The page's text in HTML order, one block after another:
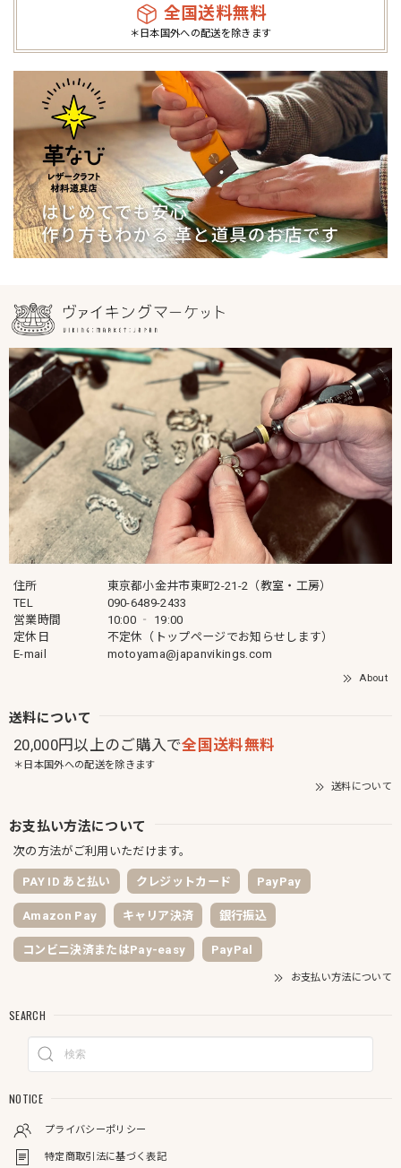
全国送料無料
＊日本国外への配送を除きます
住所
東京都小金井市東町2-21-2（教室・工房）
TEL
090-6489-2433
営業時間
10:00 ‐ 19:00
定休日
不定休（トップページでお知らせします）
E-mail
motoyama@japanvikings.com
About
送料について
20,000円以上のご購入で全国送料無料
＊日本国外への配送を除きます
送料について
お支払い方法について
次の方法がご利用いただけます。
PAY ID あと払い クレジットカード PayPay
Amazon Pay キャリア決済 銀行振込
コンビニ決済またはPay-easy PayPal
お支払い方法について
SEARCH
NOTICE
プライバシーポリシー
特定商取引法に基づく表記